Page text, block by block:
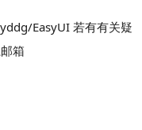
EasyUI 若有有关疑
箱